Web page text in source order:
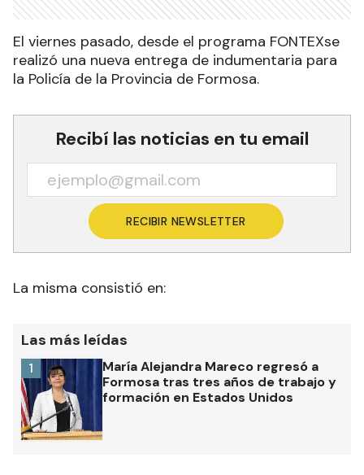
El viernes pasado, desde el programa FONTEXse
realizó una nueva entrega de indumentaria para
la Policía de la Provincia de Formosa.
Recibí las noticias en tu email
RECIBIR NEWSLETTER
La misma consistió en:
Las más leídas
María Alejandra Mareco regresó a
Formosa tras tres años de trabajo y
formación en Estados Unidos
1